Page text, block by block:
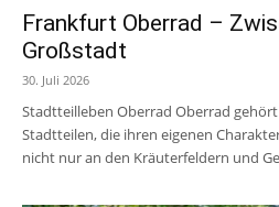
Frankfurt Oberrad –
Großstadt
30. Juli 2026
Stadtteilleben Oberrad Oberrad
Stadtteilen, die ihren eigenen
nicht nur an den Kräuterfeldern und